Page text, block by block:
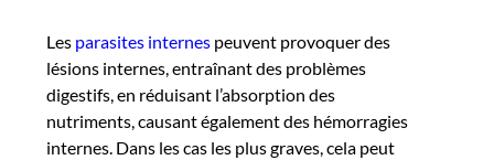
Les parasites internes peuvent provoquer des
lésions internes, entraînant des problèmes
digestifs, en réduisant l’absorption des
nutriments, causant également des hémorragies
internes. Dans les cas les plus graves, cela peut